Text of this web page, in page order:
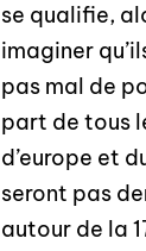
se qualifie,
imaginer
pas mal de
part de tous
d’europe et
seront pas
autour de la